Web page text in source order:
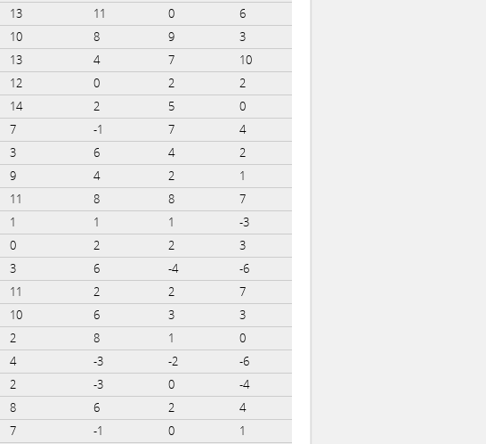
13 11 0
6
10 8 9
3
13 4 7
10
12 0 2
2
14 2 5
0
7 -1 7
4
3 6 4
2
9 4 2
1
11 8 8
7
1 1 1
-3
0 2 2
3
3 6 -4
-6
11 2 2
7
10 6 3
3
2 8 1
0
4 -3 -2
-6
2 -3 0
-4
8 6 2
4
7 -1 0
1